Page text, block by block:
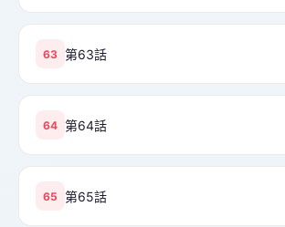
63 第63話
64 第64話
65 第65話